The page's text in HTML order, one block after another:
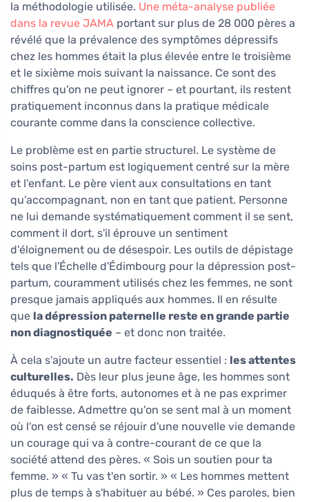
la méthodologie utilisée. Une méta-analyse publiée
dans la revue JAMA portant sur plus de 28 000 pères a
révélé que la prévalence des symptômes dépressifs
chez les hommes était la plus élevée entre le troisième
et le sixième mois suivant la naissance. Ce sont des
chiffres qu'on ne peut ignorer – et pourtant, ils restent
pratiquement inconnus dans la pratique médicale
courante comme dans la conscience collective.
Le problème est en partie structurel. Le système de
soins post-partum est logiquement centré sur la mère
et l'enfant. Le père vient aux consultations en tant
qu'accompagnant, non en tant que patient. Personne
ne lui demande systématiquement comment il se sent,
comment il dort, s'il éprouve un sentiment
d'éloignement ou de désespoir. Les outils de dépistage
tels que l'Échelle d'Édimbourg pour la dépression post-
partum, couramment utilisés chez les femmes, ne sont
presque jamais appliqués aux hommes. Il en résulte
que la dépression paternelle reste en grande partie
non diagnostiquée – et donc non traitée.
À cela s'ajoute un autre facteur essentiel : les attentes
culturelles. Dès leur plus jeune âge, les hommes sont
éduqués à être forts, autonomes et à ne pas exprimer
de faiblesse. Admettre qu'on se sent mal à un moment
où l'on est censé se réjouir d'une nouvelle vie demande
un courage qui va à contre-courant de ce que la
société attend des pères. « Sois un soutien pour ta
femme. » « Tu vas t'en sortir. » « Les hommes mettent
plus de temps à s'habituer au bébé. » Ces paroles, bien